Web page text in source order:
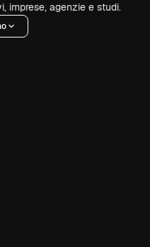
imprese, agenzie e studi.